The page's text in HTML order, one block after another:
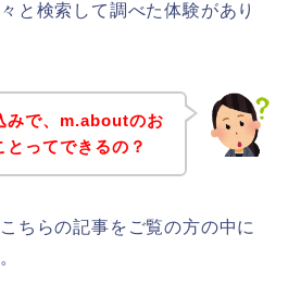
と検索して調べた体験があり
みで、m.aboutのお
とってできるの？
ちらの記事をご覧の方の中に